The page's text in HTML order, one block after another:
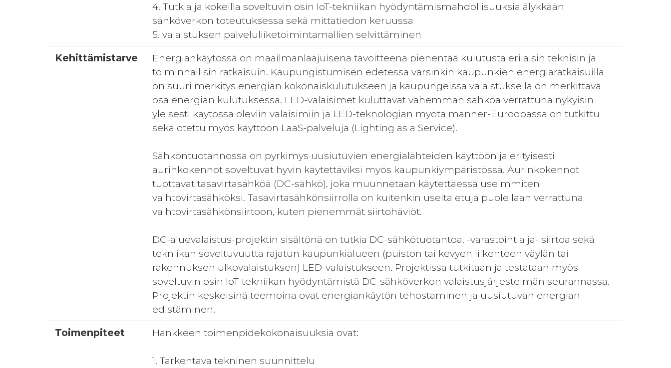
4. Tutkia ja kokeilla soveltuvin osin IoT-tekniikan hyödyntämismahdollisuuksia älykkään
sähköverkon toteutuksessa sekä mittatiedon keruussa
5. valaistuksen palveluliiketoimintamallien selvittäminen
Kehittämistarve
Energiankäytössä on maailmanlaajuisena tavoitteena pienentää kulutusta erilaisin teknisin ja
toiminnallisin ratkaisuin. Kaupungistumisen edetessä varsinkin kaupunkien energiaratkaisuilla
on suuri merkitys energian kokonaiskulutukseen ja kaupungeissa valaistuksella on merkittävä
osa energian kulutuksessa. LED-valaisimet kuluttavat vähemmän sähköä verrattuna nykyisin
yleisesti käytössä oleviin valaisimiin ja LED-teknologian myötä manner-Euroopassa on tutkittu
sekä otettu myös käyttöön LaaS-palveluja (Lighting as a Service).
Sähköntuotannossa on pyrkimys uusiutuvien energialähteiden käyttöön ja erityisesti
aurinkokennot soveltuvat hyvin käytettäviksi myös kaupunkiympäristössä. Aurinkokennot
tuottavat tasavirtasähköä (DC-sähkö), joka muunnetaan käytettäessä useimmiten
vaihtovirtasähköksi. Tasavirtasähkönsiirrolla on kuitenkin useita etuja puolellaan verrattuna
vaihtovirtasähkönsiirtoon, kuten pienemmät siirtohäviöt.
DC-aluevalaistus-projektin sisältönä on tutkia DC-sähkötuotantoa, -varastointia ja- siirtoa sekä
tekniikan soveltuvuutta rajatun kaupunkialueen (puiston tai kevyen liikenteen väylän tai
rakennuksen ulkovalaistuksen) LED-valaistukseen. Projektissa tutkitaan ja testataan myös
soveltuvin osin IoT-tekniikan hyödyntämistä DC-sähköverkon valaistusjärjestelmän seurannassa.
Projektin keskeisinä teemoina ovat energiankäytön tehostaminen ja uusiutuvan energian
edistäminen.
Toimenpiteet
Hankkeen toimenpidekokonaisuuksia ovat:
1. Tarkentava tekninen suunnittelu